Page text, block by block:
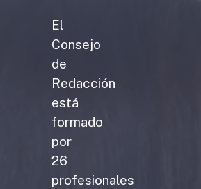
El
Consejo
de
Redacción
está
formado
por
26
profesionales